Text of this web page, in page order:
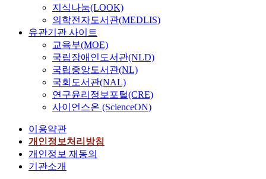
지식나눔(LOOK)
의학전자도서관(MEDLIS)
유관기관 사이트
교육부(MOE)
국립장애인도서관(NLD)
국립중앙도서관(NL)
국회도서관(NAL)
연구윤리정보포털(CRE)
사이언스온 (ScienceON)
이용약관
개인정보처리방침
개인정보 재동의
기관소개